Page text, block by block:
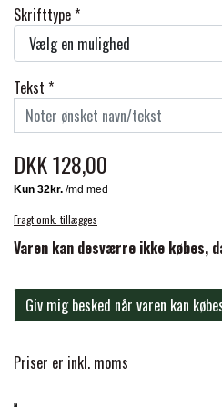
TERAPI
HUER &
TILSKUD &
SKO &
TRAVDÆKKEN
PREMIER EQUINE
PREMIER EQUINE
PREMIER EQUINE
PREMIER EQUINE
PREMIER EQUINE
CARR & DAY
FENWICK
Skrifttype *
Tekst *
DKK 128,00
Fragt omk. tillægges
Varen kan desværre ikke købes,
Giv mig besked når varen kan
Priser er inkl. moms